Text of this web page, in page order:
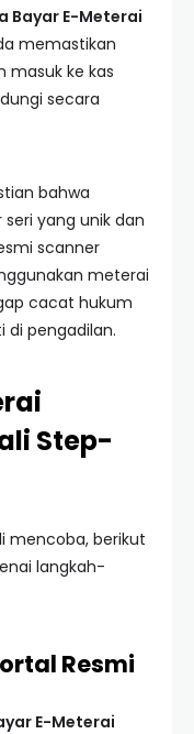
Bayar E-Meterai
memastikan
masuk ke kas
secara
bahwa
yang unik dan
scanner
meterai
cacat hukum
di pengadilan.
Step-
mencoba, berikut
langkah-
Resmi
E-Meterai